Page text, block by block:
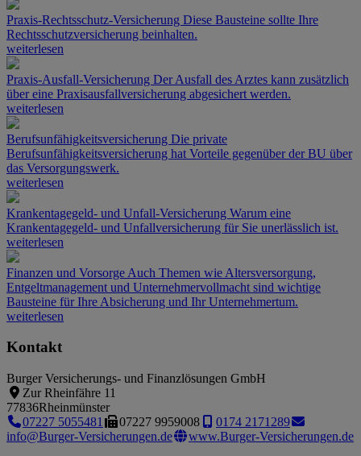
Praxis-Rechtsschutz-Versicherung Diese Bausteine sollte Ihre
Rechtsschutzversicherung beinhalten.
weiterlesen
Praxis-Ausfall-Versicherung Der Ausfall des Arztes kann zusätzlich
über eine Praxisausfallversicherung abgesichert werden.
weiterlesen
Berufsunfähigkeitsversicherung Die private
Berufsunfähigkeitsversicherung hat Vorteile gegenüber der BU über
das Versorgungswerk.
weiterlesen
Krankentagegeld- und Unfall-Versicherung Warum eine
Krankentagegeld- und Unfallversicherung für Sie unerlässlich ist.
weiterlesen
Finanzen und Vorsorge Auch Themen wie Altersversorgung,
Entgeltmanagement und Unternehmervollmacht sind wichtige
Bausteine für Ihre Absicherung und Ihr Unternehmertum.
weiterlesen
Kontakt
Burger Versicherungs- und Finanzlösungen GmbH
Zur Rheinfähre 11
77836Rheinmünster
07227 5055481
07227 9959008
0174 2171289
info@Burger-Versicherungen.de
www.Burger-Versicherungen.de